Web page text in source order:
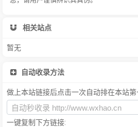
相关站点
暂无
自动收录方法
做上本站链接后点击一次自动排在本站第
一键复制下方链接: